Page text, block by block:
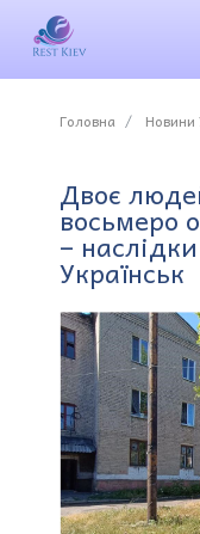
Головна Новини
Двоє
восьмеро
–
Українськ